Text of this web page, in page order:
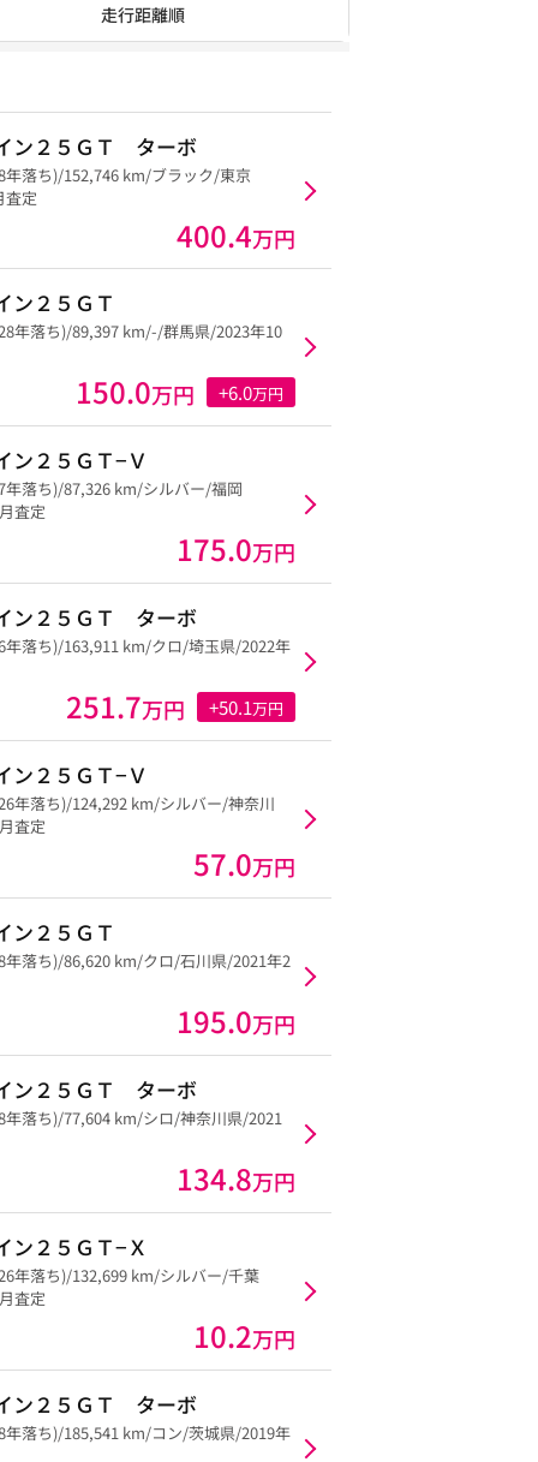
走行距離順
ン２５ＧＴ ターボ
年落ち)/152,746 km/ブラック/東京
査定
400.4万円
ン２５ＧＴ
年落ち)/89,397 km/-/群馬県/2023年10
150.0万円 +6.0万円
ン２５ＧＴ−Ｖ
年落ち)/87,326 km/シルバー/福岡
査定
175.0万円
ン２５ＧＴ ターボ
年落ち)/163,911 km/クロ/埼玉県/2022年
251.7万円 +50.1万円
ン２５ＧＴ−Ｖ
年落ち)/124,292 km/シルバー/神奈川
査定
57.0万円
ン２５ＧＴ
年落ち)/86,620 km/クロ/石川県/2021年2
195.0万円
ン２５ＧＴ ターボ
年落ち)/77,604 km/シロ/神奈川県/2021
134.8万円
ン２５ＧＴ−Ｘ
年落ち)/132,699 km/シルバー/千葉
査定
10.2万円
ン２５ＧＴ ターボ
年落ち)/185,541 km/コン/茨城県/2019年